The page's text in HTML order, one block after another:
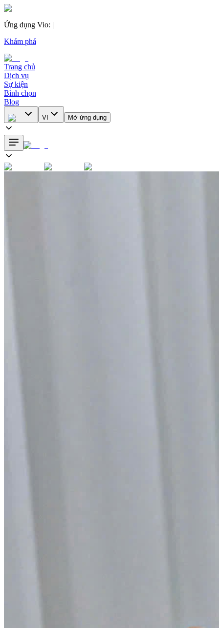
Ứng dụng Vio: |
Khám phá
Trang chủ
Dịch vụ
Sự kiện
Bình chọn
Blog
VI Mở ứng dụng